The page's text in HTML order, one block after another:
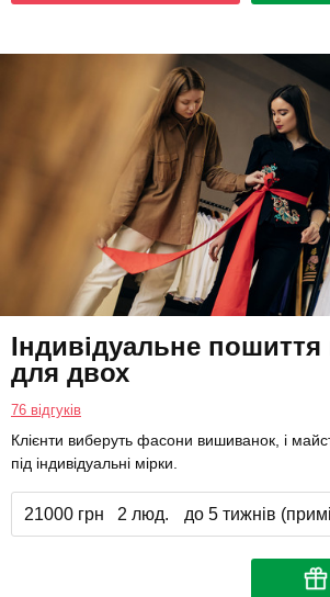
Індивідуальне
для двох
76 відгуків
Клієнти виберуть фасони вишиванок, і
під індивідуальні мірки.
21000 грн 2 люд. до 5 тижнів